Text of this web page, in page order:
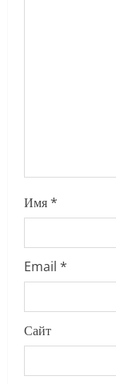
Имя*
Email *
Сайт